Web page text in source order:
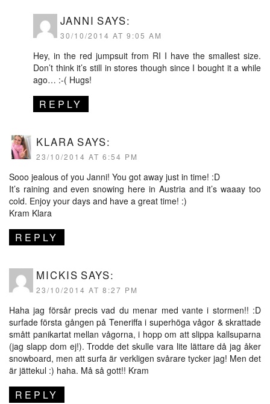
JANNI SAYS:
30/10/2014 AT 9:05 AM
Hey, in the red jumpsuit from RI I have the smallest size.
Don’t think it’s still in stores though since I bought it a while
ago… :-( Hugs!
REPLY
KLARA SAYS:
23/10/2014 AT 6:54 PM
Sooo jealous of you Janni! You got away just in time! :D
It’s raining and even snowing here in Austria and it’s waaay too
cold. Enjoy your days and have a great time! :)
Kram Klara
REPLY
MICKIS SAYS:
23/10/2014 AT 8:27 PM
Haha jag försår precis vad du menar med vante i stormen!! :D
surfade första gången på Teneriffa i superhöga vågor & skrattade
smått panikartat mellan vågorna, i hopp om att slippa kallsuparna
(jag slapp dom ej!). Trodde det skulle vara lite lättare då jag åker
snowboard, men att surfa är verkligen svårare tycker jag! Men det
är jättekul :) haha. Må så gott!! Kram
REPLY